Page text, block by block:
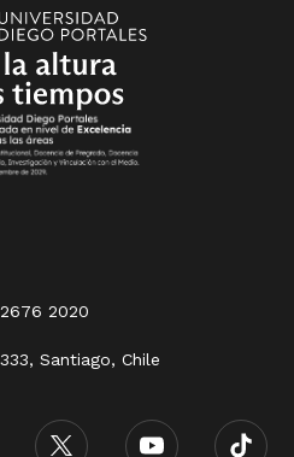
2020
Santiago, Chile